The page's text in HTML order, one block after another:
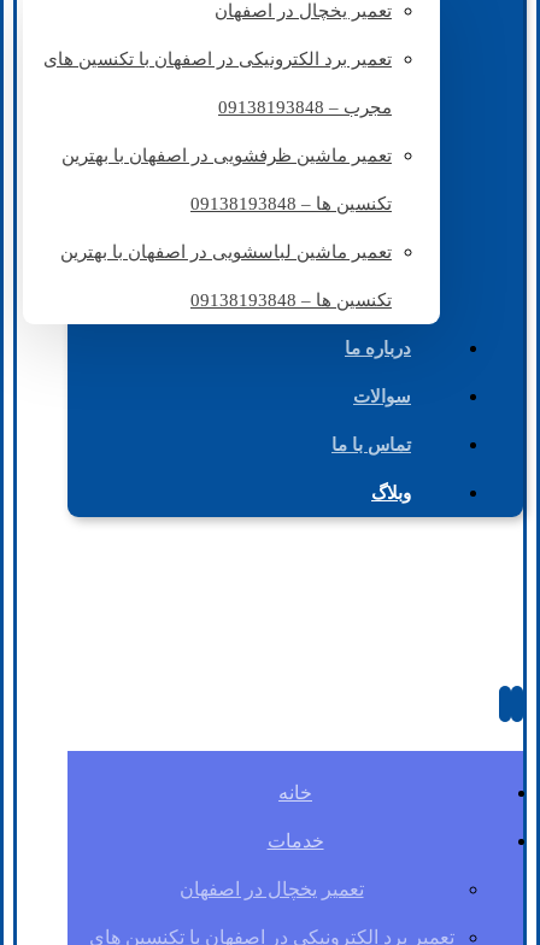
تعمیر یخچال در اصفهان
تعمیر برد الکترونیکی در اصفهان با تکنسین های
مجرب – 09138193848
تعمیر ماشین ظرفشویی در اصفهان با بهترین
تکنسین ها – 09138193848
تعمیر ماشین لباسشویی در اصفهان با بهترین
تکنسین ها – 09138193848
درباره ما
سوالات
تماس با ما
وبلاگ
خانه
خدمات
تعمیر یخچال در اصفهان
تعمیر برد الکترونیکی در اصفهان با تکنسین های